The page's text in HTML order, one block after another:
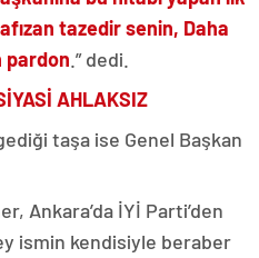
tazedir senin, Daha
pardon .” dedi.
AHLAKSIZ
taşa ise Genel Başkan
Ankara’da İYİ Parti’den
ismin kendisiyle beraber